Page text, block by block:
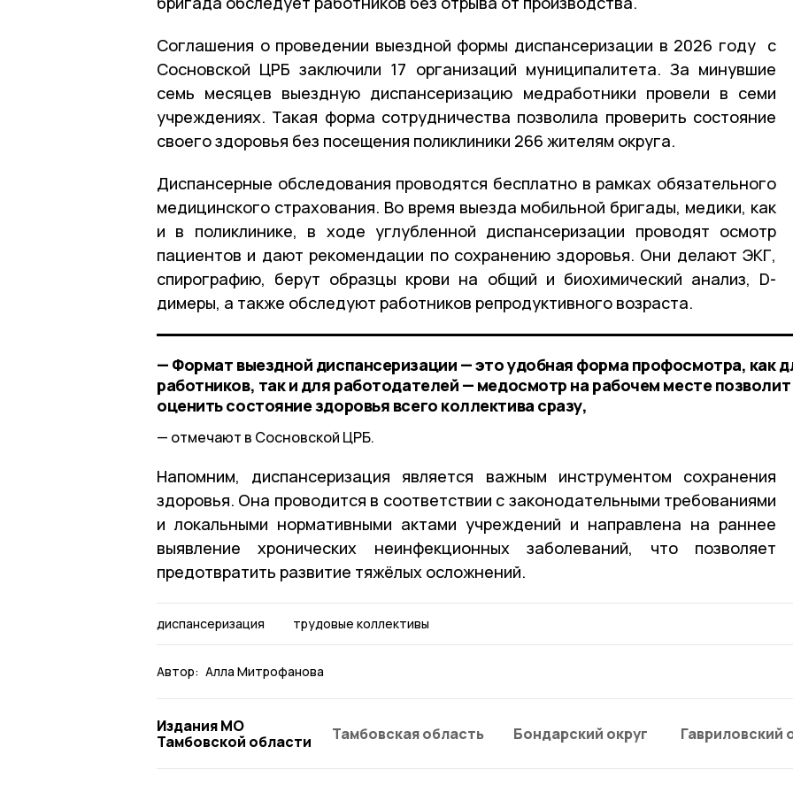
Соглашения о проведении выездной формы диспансеризации в 2026 году с
Сосновской ЦРБ заключили 17 организаций муниципалитета. За минувшие
семь месяцев выездную диспансеризацию медработники провели в семи
учреждениях. Такая форма сотрудничества позволила проверить состояние
своего здоровья без посещения поликлиники 266 жителям округа.
Диспансерные обследования проводятся бесплатно в рамках обязательного
медицинского страхования. Во время выезда мобильной бригады, медики, как
и в поликлинике, в ходе углубленной диспансеризации проводят осмотр
пациентов и дают рекомендации по сохранению здоровья. Они делают ЭКГ,
спирографию, берут образцы крови на общий и биохимический анализ, D-
димеры, а также обследуют работников репродуктивного возраста.
— Формат выездной диспансеризации — это удобная форма профосмотра, как
работников, так и для работодателей — медосмотр на рабочем месте позволит
оценить состояние здоровья всего коллектива сразу,
отмечают в Сосновской ЦРБ.
Напомним, диспансеризация является важным инструментом сохранения
здоровья. Она проводится в соответствии с законодательными требованиями
и локальными нормативными актами учреждений и направлена на раннее
выявление хронических неинфекционных заболеваний, что позволяет
предотвратить развитие тяжёлых осложнений.
диспансеризация трудовые коллективы
Автор: Алла Митрофанова
Издания МО
Тамбовской области
Тамбовская область Бондарский округ Гавриловский